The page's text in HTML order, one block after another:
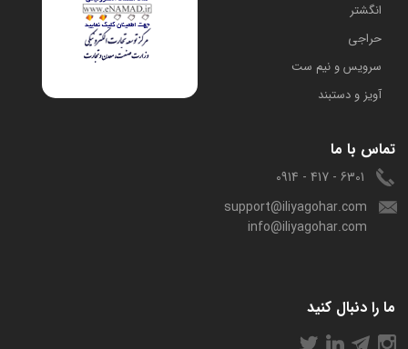
انگشتر
حراجی
سرویس و نیم ست
آویز و دستبند
تماس با ما
6301 - 417 - 0914
support@iliyagohar.com
info@iliyagohar.com
ما را دنبال کنید